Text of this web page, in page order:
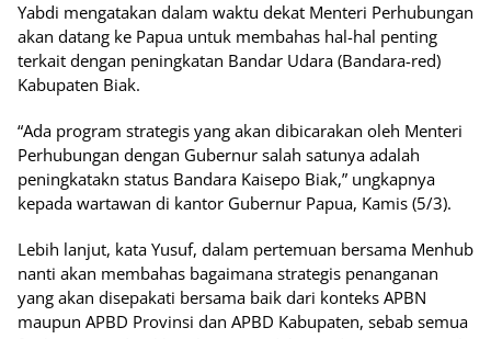
Yabdi mengatakan dalam waktu dekat Menteri Perhubungan
akan datang ke Papua untuk membahas hal-hal penting
terkait dengan peningkatan Bandar Udara (Bandara-red)
Kabupaten Biak.
“Ada program strategis yang akan dibicarakan oleh Menteri
Perhubungan dengan Gubernur salah satunya adalah
peningkatakn status Bandara Kaisepo Biak,” ungkapnya
kepada wartawan di kantor Gubernur Papua, Kamis (5/3).
Lebih lanjut, kata Yusuf, dalam pertemuan bersama Menhub
nanti akan membahas bagaimana strategis penanganan
yang akan disepakati bersama baik dari konteks APBN
maupun APBD Provinsi dan APBD Kabupaten, sebab semua